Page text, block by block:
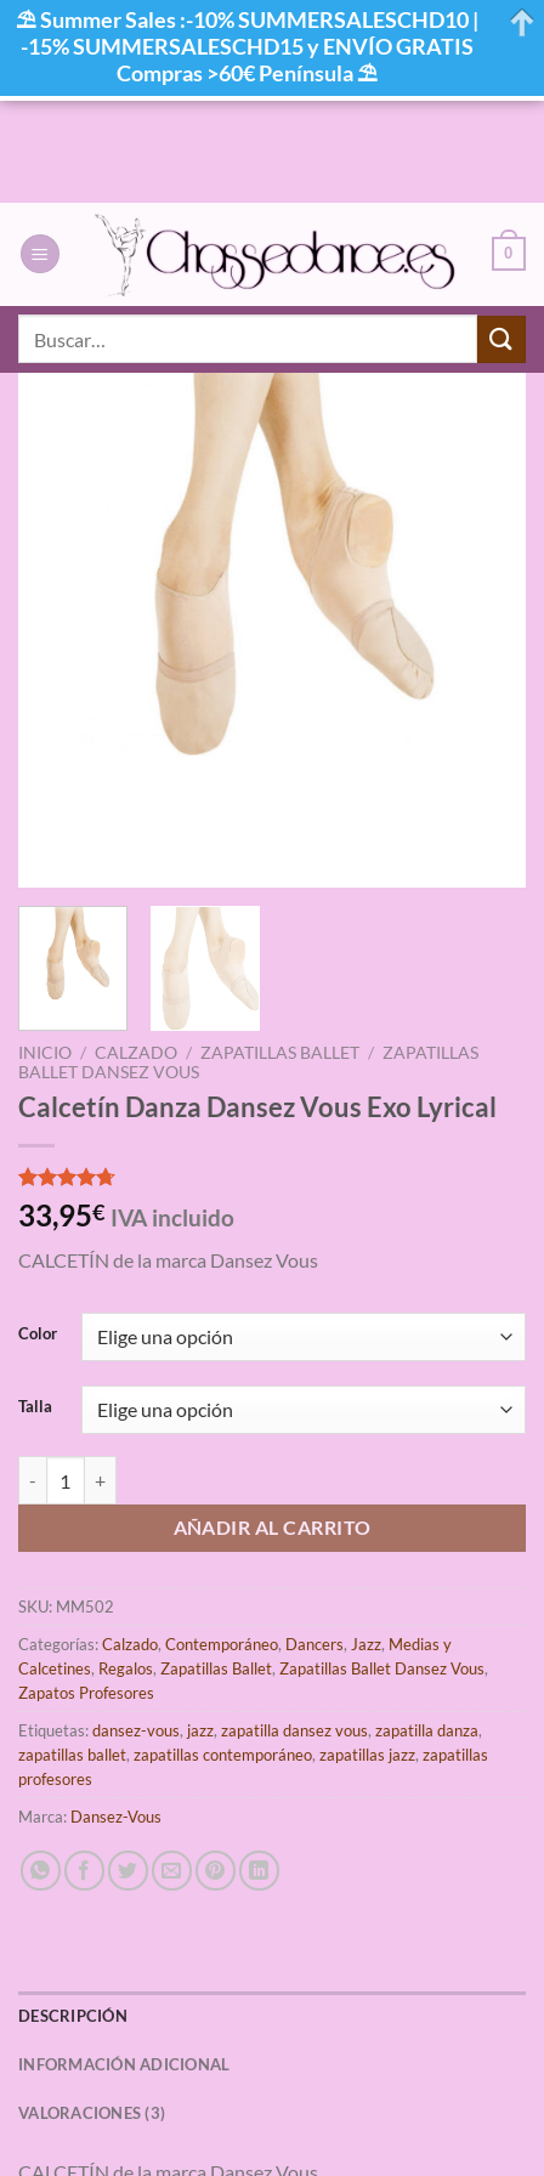
0
INICIO / CALZADO / ZAPATILLAS BALLET / ZAPATILLAS
BALLET DANSEZ VOUS
Calcetín Danza Dansez Vous Exo Lyrical
Valorado
con4.67
base a
3
33,95€ IVA incluido
CALCETÍN de la marca Dansez Vous
Color
Talla
AÑADIR AL CARRITO
SKU: MM502
Categorías:Calzado, Contemporáneo, Dancers, Jazz, Medias y
Calcetines, Regalos, Zapatillas Ballet, Zapatillas Ballet Dansez Vous,
Zapatos Profesores
Etiquetas:dansez-vous, jazz, zapatilla dansez vous, zapatilla danza,
zapatillas ballet, zapatillas contemporáneo, zapatillas jazz, zapatillas
profesores
Marca: Dansez-Vous
DESCRIPCIÓN
INFORMACIÓN ADICIONAL
VALORACIONES (3)
⛱ Summer Sales :-10% SUMMERSALESCHD10 |
-15% SUMMERSALESCHD15 y ENVÍO GRATIS
Compras >60€ Península ⛱